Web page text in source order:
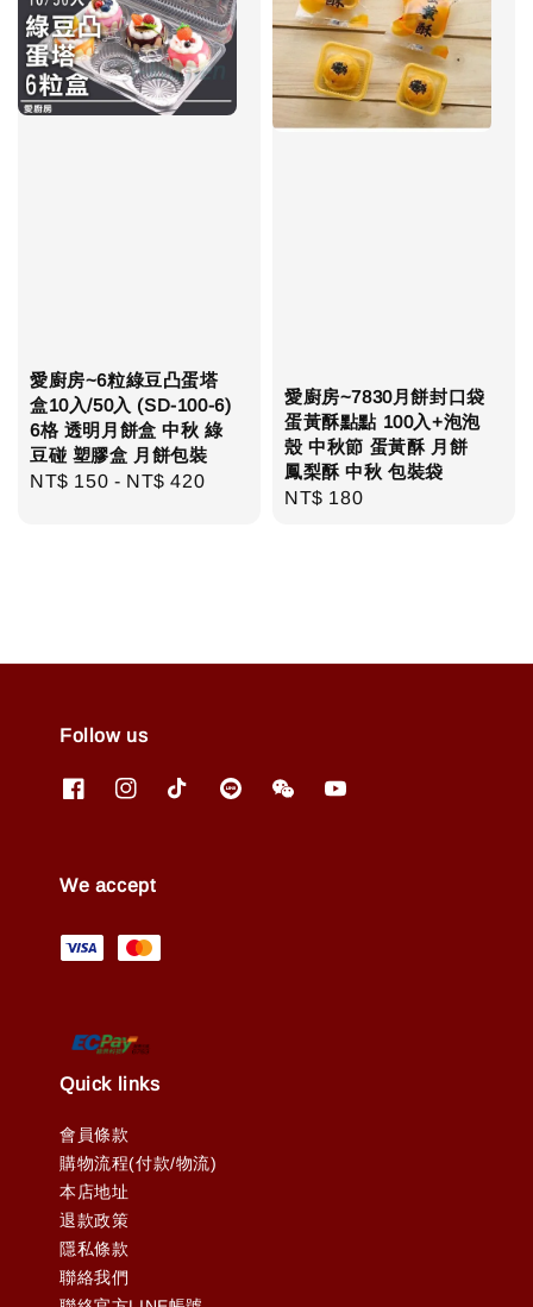
愛廚房~6粒綠豆凸蛋塔
盒10入/50入 (SD-100-6)
6格 透明月餅盒 中秋 綠
豆碰 塑膠盒 月餅包裝
Regular
NT$ 150 - NT$ 420
愛廚房~7830月餅封口袋
蛋黃酥點點 100入+泡泡
殼 中秋節 蛋黃酥 月餅
鳳梨酥 中秋 包裝袋
Regular
NT$ 180
Follow us
We accept
Quick links
會員條款
購物流程(付款/物流)
本店地址
退款政策
隱私條款
聯絡我們